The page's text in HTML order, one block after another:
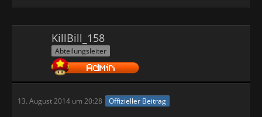
KillBill_158
Abteilungsleiter
13. August 2014 um 20:28 Offizieller Beitrag